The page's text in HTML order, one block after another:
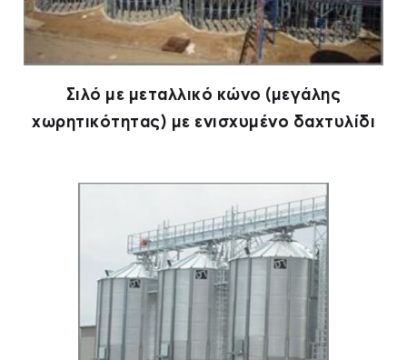
Σιλό με μεταλλικό κώνο (μεγάλης
χωρητικότητας) με ενισχυμένο δαχτυλίδι